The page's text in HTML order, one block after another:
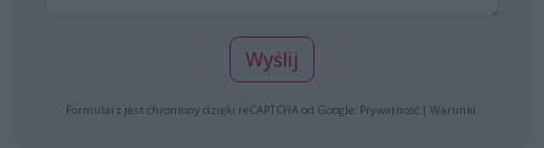
Wyślij
Formularz jest chroniony dzięki reCAPTCHA od Google: Prywatność | Warunki